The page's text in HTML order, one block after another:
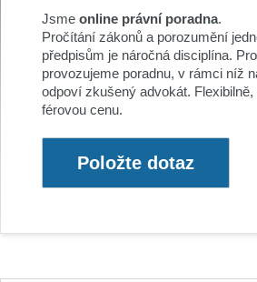
Jsme online právní poradna.
Pročítání zákonů a porozumění
předpisům je náročná disciplína.
provozujeme poradnu, v rámci níž
odpoví zkušený advokát.
férovou cenu.
Položte dotaz